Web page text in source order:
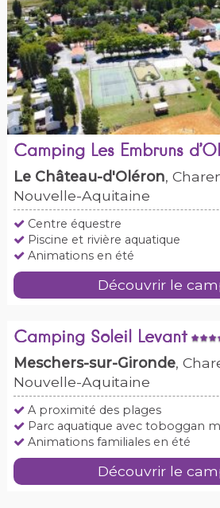
Camping Les Embruns
Le Château-d'Oléron,
Nouvelle-Aquitaine
Centre équestre
Piscine et rivière aquatique
Animations en été
Découvrir le
Camping Soleil Levant
Meschers-sur-Gironde,
Nouvelle-Aquitaine
A proximité des plages
Parc aquatique avec toboggan
Animations familiales en été
Découvrir le